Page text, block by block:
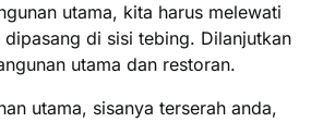
utama, kita harus melewati
di sisi tebing. Dilanjutkan
utama dan restoran.
utama, sisanya terserah anda,